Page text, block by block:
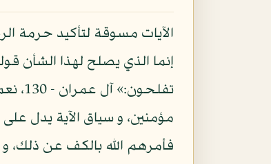
الآيات مسوقة لتأكيد حرمة
إنما الذي يصلح لهذا الشأن
مؤمنين، و سياق الآية يدل على
فأمرهم الله بالكف عن ذلك،